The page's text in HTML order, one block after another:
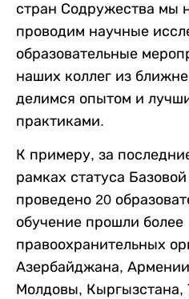
стран Содружества мы
проводим научные
образовательные
наших коллег из
делимся опытом и
практиками.
К примеру, за
рамках статуса
проведено 20
обучение прошли
правоохранительных
Азербайджана,
Молдовы, Кыргызстана,